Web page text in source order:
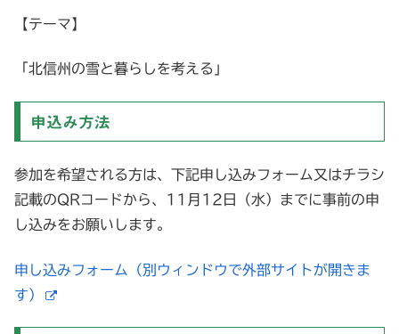
【テーマ】
「北信州の雪と暮らしを考える」
申込み方法
参加を希望される方は、下記申し込みフォーム又はチラシ
記載のQRコードから、11月12日（水）までに事前の申
し込みをお願いします。
申し込みフォーム（別ウィンドウで外部サイトが開きま
す）